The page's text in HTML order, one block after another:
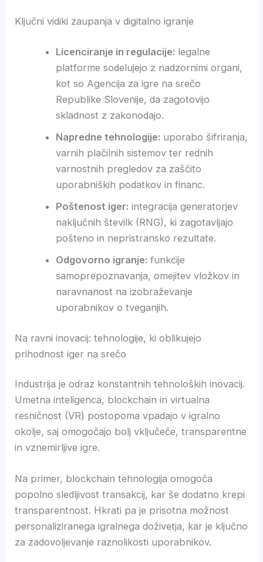
Ključni vidiki zaupanja v digitalno igranje
Licenciranje in regulacije: legalne
platforme sodelujejo z nadzornimi organi,
kot so Agencija za igre na srečo
Republike Slovenije, da zagotovijo
skladnost z zakonodajo.
Napredne tehnologije: uporabo šifriranja,
varnih plačilnih sistemov ter rednih
varnostnih pregledov za zaščito
uporabniških podatkov in financ.
Poštenost iger: integracija generatorjev
naključnih številk (RNG), ki zagotavljajo
pošteno in nepristransko rezultate.
Odgovorno igranje: funkcije
samoprepoznavanja, omejitev vložkov in
naravnanost na izobraževanje
uporabnikov o tveganjih.
Na ravni inovacij: tehnologije, ki oblikujejo
prihodnost iger na srečo
Industrija je odraz konstantnih tehnoloških inovacij.
Umetna inteligenca, blockchain in virtualna
resničnost (VR) postopoma vpadajo v igralno
okolje, saj omogočajo bolj vključeče, transparentne
in vznemirljive igre.
Na primer, blockchain tehnologija omogoča
popolno sledljivost transakcij, kar še dodatno krepi
transparentnost. Hkrati pa je prisotna možnost
personaliziranega igralnega doživetja, kar je ključno
za zadovoljevanje raznolikosti uporabnikov.